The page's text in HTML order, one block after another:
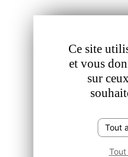
Ce site
et vous
sur
Tout